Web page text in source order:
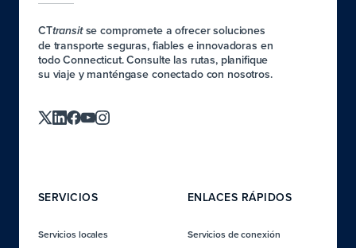
SERVICIOS
Servicios locales
ENLACES RÁPIDOS
Servicios de conexión
CTtransitse compromete a ofrecer soluciones
de transporte seguras, fiables e innovadoras en
todo Connecticut. Consulte las rutas, planifique
su viaje y manténgase conectado con nosotros.